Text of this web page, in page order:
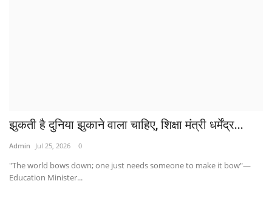
झुकती है दुनिया झुकाने वाला चाहिए, शिक्षा मंत्री धर्मेंद्र...
Admin Jul 25, 2026 0
"The world bows down; one just needs someone to make it bow"—
Education Minister...